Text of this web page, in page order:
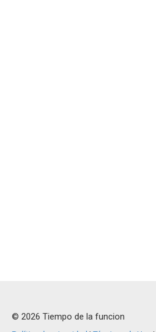
© 2026 Tiempo de la funcion